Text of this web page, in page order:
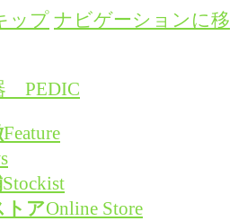
ップ ナビゲーションに移
Feature
Stockist
トアOnline Store